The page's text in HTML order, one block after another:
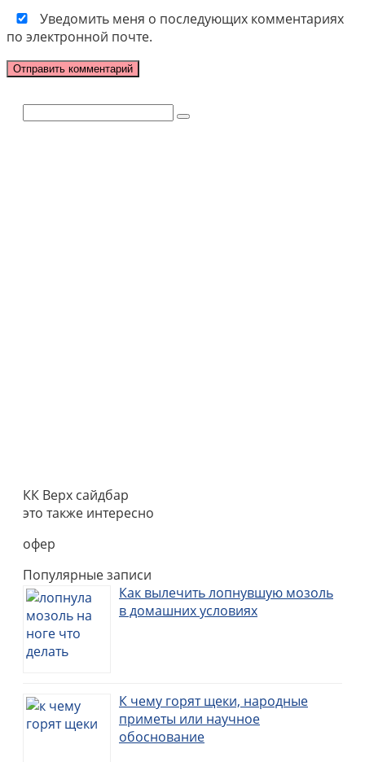
Уведомить меня о последующих комментариях
по электронной почте.
Поиск:
КК Верх сайдбар
это также интересно
офер
Популярные записи
Как вылечить лопнувшую мозоль
в домашних условиях
К чему горят щеки, народные
приметы или научное
обоснование